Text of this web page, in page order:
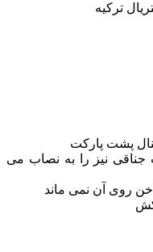
ترکیه
پشت پارکت
جناقی نیز را به نصاب می
روی آن نمی ماند